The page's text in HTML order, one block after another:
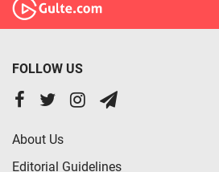
FOLLOW US
About Us
Editorial Guidelines